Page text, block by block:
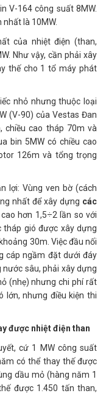
V-164 công suất 8MW.
là 10MW.
của nhiệt điện (than,
Như vậy, cần phải xây
thế cho 1 tổ máy phát
nhỏ nhưng thuộc loại
(V-90) của Vestas Đan
chiều cao tháp 70m và
bin 5MW có chiều cao
126m và tổng trọng
lợi: Vùng ven bờ (cách
nhất để xây dựng các
hơn 1,5÷2 lần so với
tháp gió được xây dựng
30m. Việc đầu nối
cáp ngầm đặt dưới đáy
nước sâu, phải xây dựng
(nhẹ) nhưng chi phí rất
lớn, nhưng điều kiện thi
được nhiệt điện than
cứ 1 MW công suất
có thể thay thế được
dầu mỏ (hàng năm 1
được 1.450 tấn than,